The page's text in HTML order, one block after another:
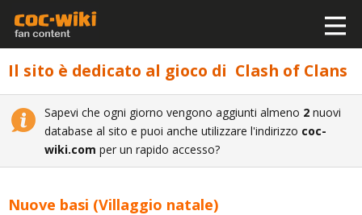
Il sito è dedicato al gioco di Clash of Clans
Sapevi che ogni giorno vengono aggiunti almeno 2 nuovi
database al sito e puoi anche utilizzare l'indirizzo coc-
wiki.com per un rapido accesso?
Nuove basi (Villaggio natale)